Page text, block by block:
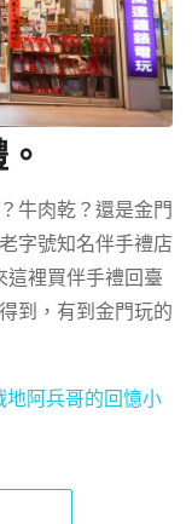
牛肉乾？還是金門
字號知名伴手禮店
這裡買伴手禮回臺
到，有到金門玩的
阿兵哥的回憶小